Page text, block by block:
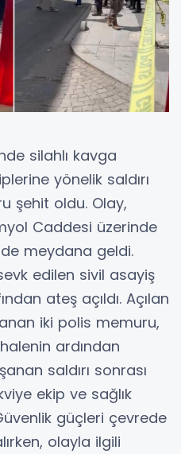
silahlı kavga
yönelik saldırı
şehit oldu. Olay,
Caddesi üzerinde
meydana geldi.
edilen sivil asayiş
ateş açıldı. Açılan
iki polis memuru,
ardından
saldırı sonrası
ekip ve sağlık
güçleri çevrede
olayla ilgili